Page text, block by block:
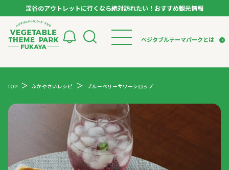
深谷のアウトレットに行くなら絶対訪れたい！おすすめ観光情報
ベジタブルテーマパークとは
スポット
イベント
体験
ベジタブルテーマパークとは
VTPキャストミーティング
市長インタビュー
生産者インタビュー
アンバサダー
お役立ち情報
レシピ集
TOP ふかやさいレシピ ブルーベリーサワーシロップ